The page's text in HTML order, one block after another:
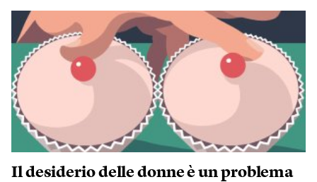
Il desiderio delle donne è un problema